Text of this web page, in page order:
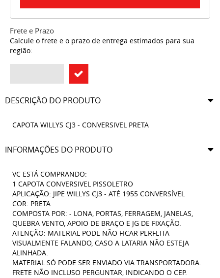
Frete e Prazo
Calcule o frete e o prazo de entrega estimados para sua
região:
DESCRIÇÃO DO PRODUTO
CAPOTA WILLYS CJ3 - CONVERSIVEL PRETA
INFORMAÇÕES DO PRODUTO
VC ESTÁ COMPRANDO:
1 CAPOTA CONVERSIVEL PISSOLETRO
APLICAÇÃO: JIPE WILLYS CJ3 - ATÉ 1955 CONVERSÍVEL
COR: PRETA
COMPOSTA POR: - LONA, PORTAS, FERRAGEM, JANELAS,
QUEBRA VENTO, APOIO DE BRAÇO E JG DE FIXAÇÃO.
ATENÇÃO: MATERIAL PODE NÃO FICAR PERFEITA
VISUALMENTE FALANDO, CASO A LATARIA NÃO ESTEJA
ALINHADA.
MATERIAL SÓ PODE SER ENVIADO VIA TRANSPORTADORA.
FRETE NÃO INCLUSO PERGUNTAR, INDICANDO O CEP.